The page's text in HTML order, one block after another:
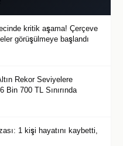
kritik aşama! Çerçeve
görüşülmeye başlandı
Rekor Seviyelere
Bin 700 TL Sınırında
1 kişi hayatını kaybetti,